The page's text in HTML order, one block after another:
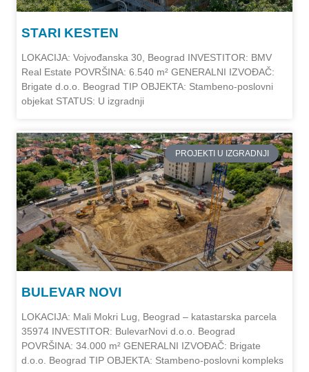
STARI KESTEN
LOKACIJA: Vojvođanska 30, Beograd INVESTITOR: BMV
Real Estate POVRŠINA: 6.540 m² GENERALNI IZVOĐAČ:
Brigate d.o.o. Beograd TIP OBJEKTA: Stambeno-poslovni
objekat STATUS: U izgradnji
PROJEKTI U IZGRADNJI
BULEVAR NOVI
LOKACIJA: Mali Mokri Lug, Beograd – katastarska parcela
35974 INVESTITOR: BulevarNovi d.o.o. Beograd
POVRŠINA: 34.000 m² GENERALNI IZVOĐAČ: Brigate
d.o.o. Beograd TIP OBJEKTA: Stambeno-poslovni kompleks